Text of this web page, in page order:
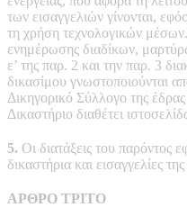
των εισαγγελιών γίνονται,
τη χρήση τεχνολογικών
ενημέρωσης διαδίκων,
ε’ της παρ. 2 και την παρ. 3
δικασίμου γνωστοποιούνται
Δικηγορικό Σύλλογο της
Δικαστήριο διαθέτει
5. Οι διατάξεις του παρόντος
δικαστήρια και εισαγγελίες
ΑΡΘΡΟ ΤΡΙΤΟ